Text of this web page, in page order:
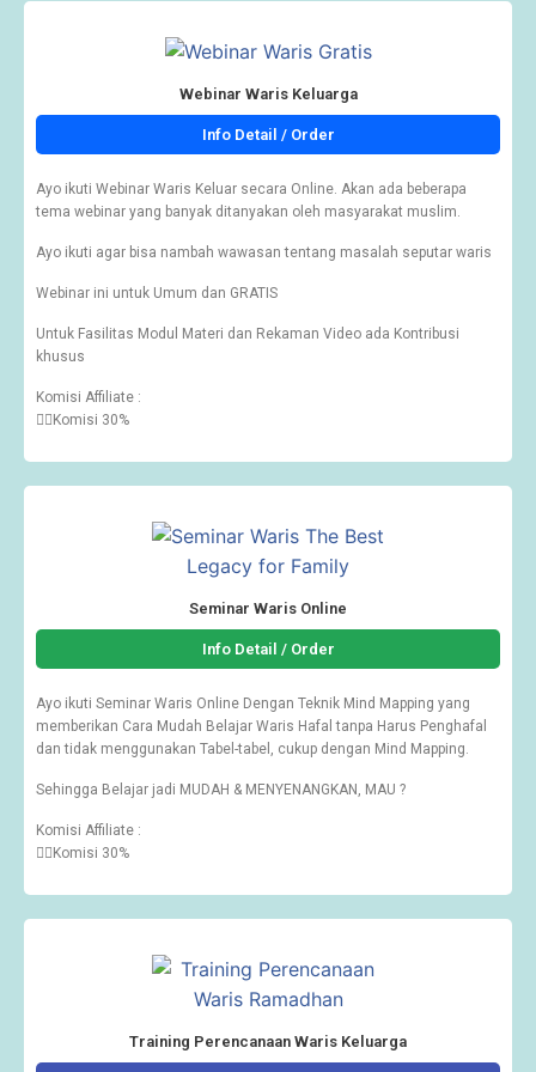
Webinar Waris Keluarga
Info Detail / Order
Ayo ikuti Webinar Waris Keluar secara Online. Akan ada beberapa
tema webinar yang banyak ditanyakan oleh masyarakat muslim.
Ayo ikuti agar bisa nambah wawasan tentang masalah seputar waris
Webinar ini untuk Umum dan GRATIS
Untuk Fasilitas Modul Materi dan Rekaman Video ada Kontribusi
khusus
Komisi Affiliate :
👉🏽Komisi 30%
Seminar Waris Online
Info Detail / Order
Ayo ikuti Seminar Waris Online Dengan Teknik Mind Mapping yang
memberikan Cara Mudah Belajar Waris Hafal tanpa Harus Penghafal
dan tidak menggunakan Tabel-tabel, cukup dengan Mind Mapping.
Sehingga Belajar jadi MUDAH & MENYENANGKAN, MAU ?
Komisi Affiliate :
👉🏽Komisi 30%
Training Perencanaan Waris Keluarga